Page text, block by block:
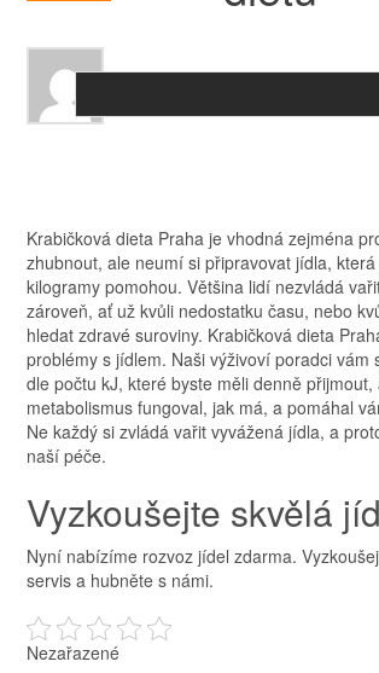
Krabičková dieta Praha je vhodná zejména
zhubnout, ale neumí si připravovat jídla,
kilogramy pomohou. Většina lidí nezvládá
zároveň, ať už kvůli nedostatku času, nebo
hledat zdravé suroviny. Krabičková dieta
problémy s jídlem. Naši výživoví poradci vám
dle počtu kJ, které byste měli denně přijmout,
metabolismus fungoval, jak má, a pomáhal
Ne každý si zvládá vařit vyvážená jídla, a
naší péče.
Vyzkoušejte skvělá
Nyní nabízíme rozvoz jídel zdarma.
servis a hubněte s námi.
Nezařazené